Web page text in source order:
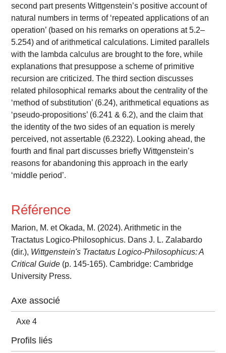
second part presents Wittgenstein’s positive account of
natural numbers in terms of ‘repeated applications of an
operation’ (based on his remarks on operations at 5.2–
5.254) and of arithmetical calculations. Limited parallels
with the lambda calculus are brought to the fore, while
explanations that presuppose a scheme of primitive
recursion are criticized. The third section discusses
related philosophical remarks about the centrality of the
‘method of substitution’ (6.24), arithmetical equations as
‘pseudo-propositions’ (6.241 & 6.2), and the claim that
the identity of the two sides of an equation is merely
perceived, not assertable (6.2322). Looking ahead, the
fourth and final part discusses briefly Wittgenstein’s
reasons for abandoning this approach in the early
‘middle period’.
Référence
Marion, M. et Okada, M. (2024). Arithmetic in the
Tractatus Logico-Philosophicus. Dans J. L. Zalabardo
(dir.), Wittgenstein's Tractatus Logico-Philosophicus: A
Critical Guide (p. 145-165). Cambridge: Cambridge
University Press.
Axe associé
Axe 4
Profils liés